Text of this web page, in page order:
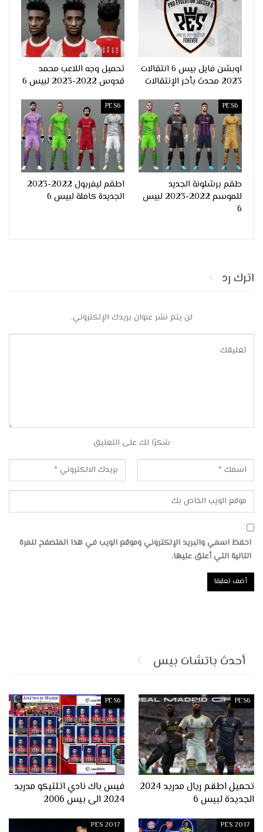
اوبشن فايل بيس 6 انتقالات
2023 محدث بأخر الإنتقالات
تحميل وجه اللاعب محمد
قدوس 2022-2023 لبيس 6
PES6
طقم برشلونة الجديد
للموسم 2022-2023 لبيس
6
PES6
اطقم ليفربول 2022-2023
الجديدة كاملة لبيس 6
اترك رد
لن يتم نشر عنوان بريدك الإلكتروني.
شكرًا لك على التعليق
احفظ اسمي والبريد الإلكتروني وموقع الويب في هذا المتصفح للمرة
التالية التي أعلق عليها.
أحدث باتشات بيس
PES6
تحميل اطقم ريال مدريد 2024
الجديدة لبيس 6
PES6
فيس باك نادي اتلتيكو مدريد
2024 الى بيس 2006
PES 2017
PES 2017